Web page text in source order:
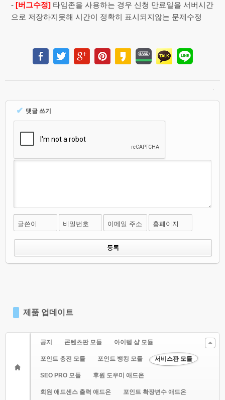
- [버그수정] 타임존을 사용하는 경우 신청 만료일을 서버시간
으로 저장하지못해 시간이 정확히 표시되지않는 문제수정
✔ 댓글 쓰기
글쓴이 비밀번호 이메일 주소 홈페이지
제품 업데이트
공지 콘텐츠판 모듈 아이템 샵 모듈
포인트 충전 모듈 포인트 뱅킹 모듈 서비스판 모듈
SEO PRO 모듈 후원 도우미 애드온
회원 애드센스 출력 애드온 포인트 확장변수 애드온